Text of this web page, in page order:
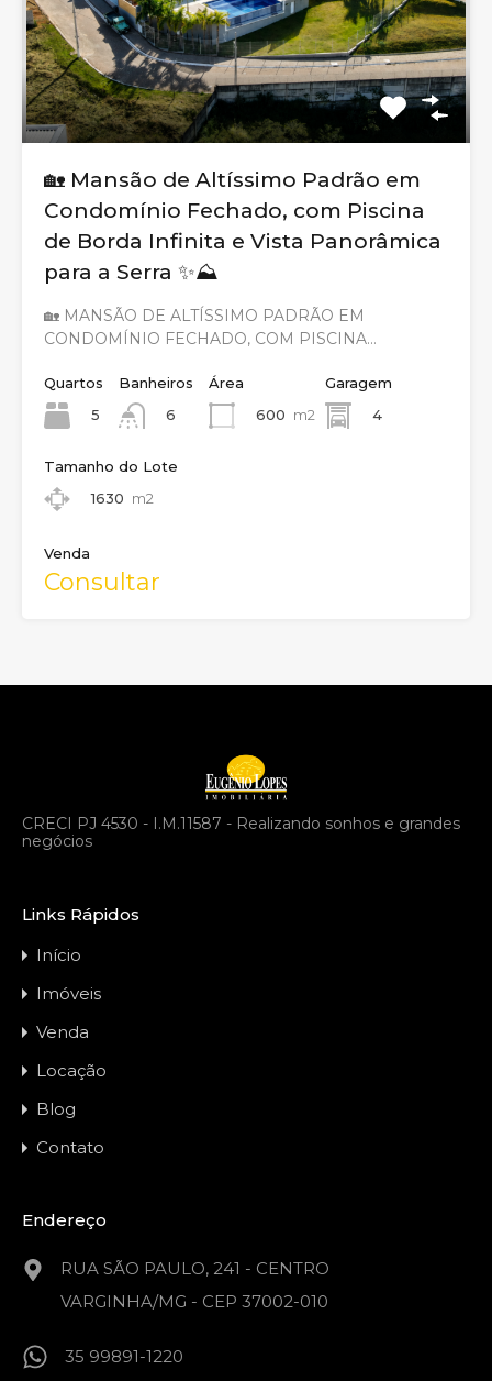
🏡 Mansão de Altíssimo Padrão em
Condomínio Fechado, com Piscina
de Borda Infinita e Vista Panorâmica
para a Serra ✨⛰️
🏡 MANSÃO DE ALTÍSSIMO PADRÃO EM
CONDOMÍNIO FECHADO, COM PISCINA…
Quartos
5
Banheiros
6
Área
600 m2
Garagem
4
Tamanho do Lote
1630 m2
Venda
Consultar
CRECI PJ 4530 - I.M.11587 - Realizando sonhos e grandes
negócios
Links Rápidos
Início
Imóveis
Venda
Locação
Blog
Contato
Endereço
RUA SÃO PAULO, 241 - CENTRO
VARGINHA/MG - CEP 37002-010
35 99891-1220